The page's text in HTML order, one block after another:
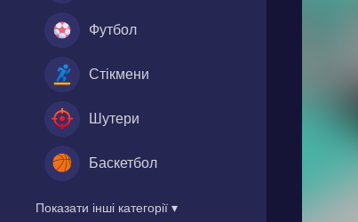
Футбол
Стікмени
Шутери
Баскетбол
Показати інші категорії ▾